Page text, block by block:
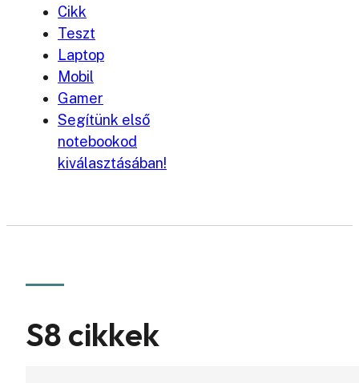
Cikk
Teszt
Laptop
Mobil
Gamer
Segítünk első
notebookod
kiválasztásában!
S8 cikkek